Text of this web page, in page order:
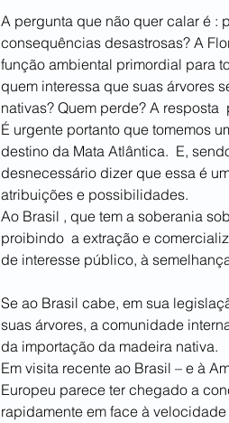
A pergunta que não quer calar é :
consequências desastrosas? A
função ambiental primordial para
quem interessa que suas árvores
nativas? Quem perde? A
É urgente portanto que tomemos
destino da Mata Atlântica.  E,
desnecessário dizer que essa é
atribuições e possibilidades.
Ao Brasil , que tem a soberania
proibindo  a extração e
de interesse público, à
Se ao Brasil cabe, em sua
suas árvores, a comunidade
da importação da madeira nativa.
Em visita recente ao Brasil – e à
Europeu parece ter chegado a
rapidamente em face à